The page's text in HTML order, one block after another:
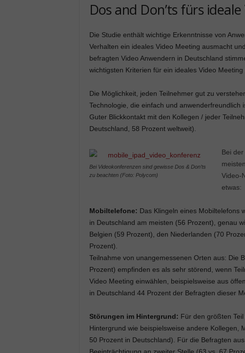
Dos and Don’ts fürs
Die Studie enthält wichtige Erkenntnisse von
Verhalten ein ideales Video Meeting ausmacht
befragten Video Anwendern in Deutschland
wichtigsten Kriterien für ein ideales Video Meeting
Die Möglichkeit, jeden Teilnehmer gut zu
Technologie, die einfach und
Guter Blickkontakt mit den Kollegen / jeder
Deutschland, 58 Prozent weltweit).
Bei Videokonferenzen sind gewisse Dos & Don’ts
zu beachten (Foto: Polycom)
Bei
Video-
etwas:
Mobiltelefone: Das Klingeln eines Mobiltelefons
in Deutschland am meisten (56 Prozent), genau
Belgien (59 Prozent), den Niederlanden (70
Prozent).
Teilnahme von unangemessenen Orten aus: Die
Prozent) empfinden es als sehr störend, wenn
Video Meeting einwählen, beispielsweise aus
in Deutschland 44 Prozent der Befragten dieser
Störungen im Hintergrund: Für den größten
Hintergrund wie beispielsweise andere Kollegen,
50 Prozent in Deutschland). Für die Befragten